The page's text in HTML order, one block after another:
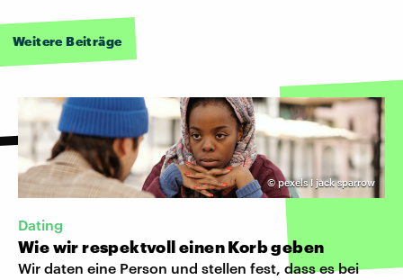
Weitere Beiträge
©pexels I jack sparrow
Dating
Wie wir respektvoll einen Korb geben
Wir daten eine Person und stellen fest, dass es bei